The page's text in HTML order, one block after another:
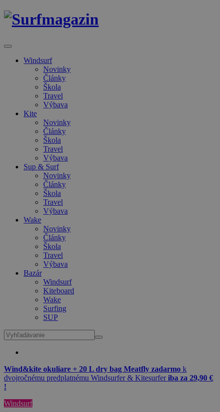
Windsurf
Novinky
Články
Škola
Travel
Výbava
Kite
Novinky
Články
Škola
Travel
Výbava
Sup & Surf
Novinky
Články
Škola
Travel
Výbava
Wake
Novinky
Články
Škola
Travel
Výbava
Bazár
Windsurf
Kiteboard
Wake
Surfing
SUP
Wind&kite okuliare + 20 L dry bag Meatfly zadarmo k
dvojročnému predplatnému Windsurfer & Kitesurferiba za 29,90 €
!
Windsurf